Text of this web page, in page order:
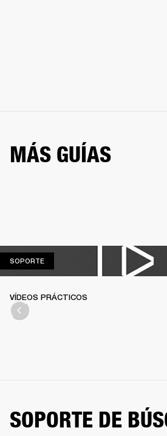
MÁS GUÍAS
SOPORTESOPORTE
VÍDEOS PRÁCTICOS
SOPORTE DE